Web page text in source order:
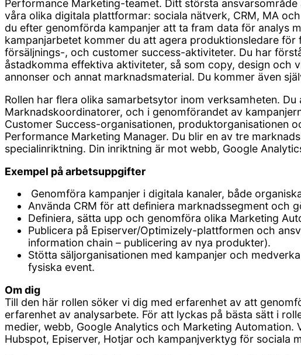
Performance Marketing-teamet. Ditt största
våra olika digitala plattformar: sociala nätverk, CRM, MA
du efter genomförda kampanjer att ta fram data för analys
kampanjarbetet kommer du att agera produktionsledare
försäljnings-, och customer success-aktiviteter. Du har
åstadkomma effektiva aktiviteter, så som copy, design och
annonser och annat marknadsmaterial. Du kommer även
Rollen har flera olika samarbetsytor inom verksamheten.
Marknadskoordinatorer, och i genomförandet av
Customer Success-organisationen, produktorganisationen
Performance Marketing Manager. Du blir en av tre
specialinriktning. Din inriktning är mot webb, Google
Exempel på arbetsuppgifter
Genomföra kampanjer i digitala kanaler, både
Använda CRM för att definiera marknadssegment och
Definiera, sätta upp och genomföra olika Marketing
Publicera på Episerver/Optimizely-plattformen och
information chain – publicering av nya produkter).
Stötta säljorganisationen med kampanjer och
fysiska event.
Om dig
Till den här rollen söker vi dig med erfarenhet av att
erfarenhet av analysarbete. För att lyckas på bästa sätt i
medier, webb, Google Analytics och Marketing Automation.
Hubspot, Episerver, Hotjar och kampanjverktyg för sociala